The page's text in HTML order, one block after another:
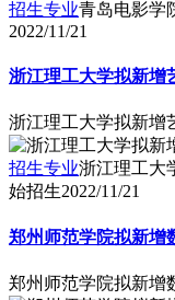
招生专业青岛电影学
2022/11/21
浙江理工大学拟新增
浙江理工大学拟新增
招生专业浙江理工大
始招生2022/11/21
郑州师范学院拟新增
郑州师范学院拟新增